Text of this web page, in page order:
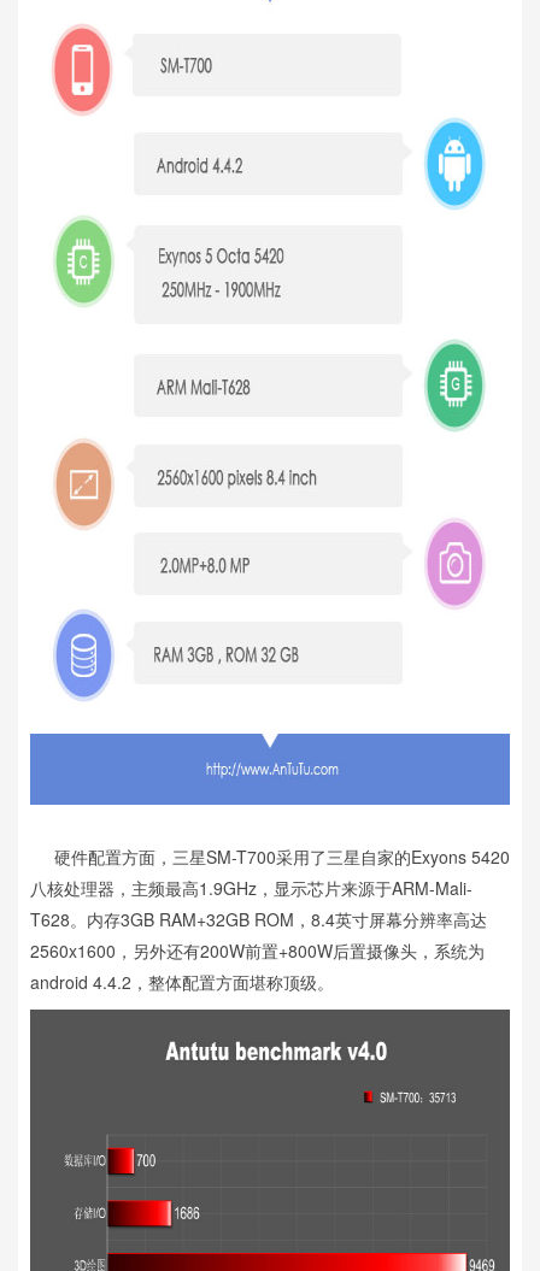
硬件配置方面，三星SM-T700采用了三星自家的Exyons 5420
八核处理器，主频最高1.9GHz，显示芯片来源于ARM-Mali-
T628。内存3GB RAM+32GB ROM，8.4英寸屏幕分辨率高达
2560x1600，另外还有200W前置+800W后置摄像头，系统为
android 4.4.2，整体配置方面堪称顶级。